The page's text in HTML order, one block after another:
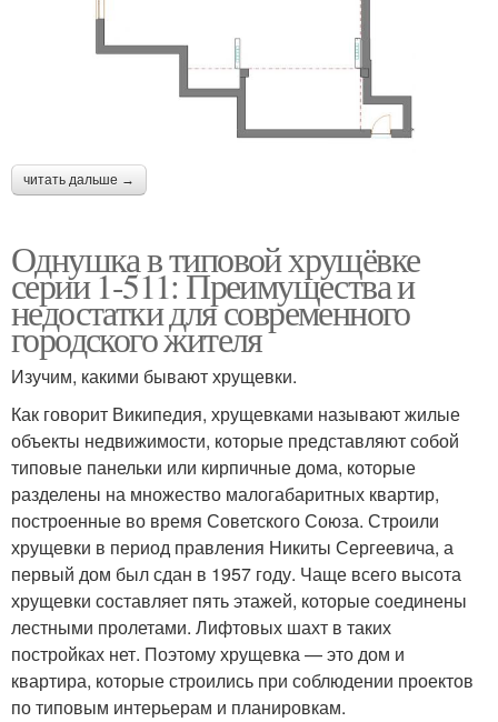
читать дальше →
Однушка в типовой хрущёвке
серии 1-511: Преимущества и
недостатки для современного
городского жителя
Изучим, какими бывают хрущевки.
Как говорит Википедия, хрущевками называют жилые
объекты недвижимости, которые представляют собой
типовые панельки или кирпичные дома, которые
разделены на множество малогабаритных квартир,
построенные во время Советского Союза. Строили
хрущевки в период правления Никиты Сергеевича, а
первый дом был сдан в 1957 году. Чаще всего высота
хрущевки составляет пять этажей, которые соединены
лестными пролетами. Лифтовых шахт в таких
постройках нет. Поэтому хрущевка — это дом и
квартира, которые строились при соблюдении проектов
по типовым интерьерам и планировкам.